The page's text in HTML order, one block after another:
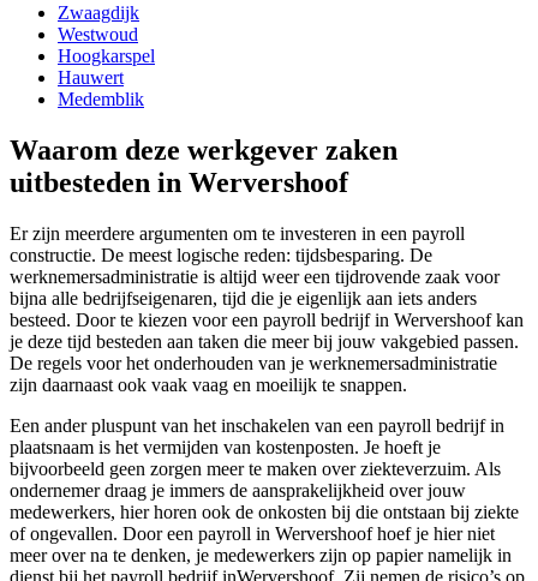
Zwaagdijk
Westwoud
Hoogkarspel
Hauwert
Medemblik
Waarom deze werkgever zaken
uitbesteden in Wervershoof
Er zijn meerdere argumenten om te investeren in een payroll
constructie. De meest logische reden: tijdsbesparing. De
werknemersadministratie is altijd weer een tijdrovende zaak voor
bijna alle bedrijfseigenaren, tijd die je eigenlijk aan iets anders
besteed. Door te kiezen voor een payroll bedrijf in Wervershoof kan
je deze tijd besteden aan taken die meer bij jouw vakgebied passen.
De regels voor het onderhouden van je werknemersadministratie
zijn daarnaast ook vaak vaag en moeilijk te snappen.
Een ander pluspunt van het inschakelen van een payroll bedrijf in
plaatsnaam is het vermijden van kostenposten. Je hoeft je
bijvoorbeeld geen zorgen meer te maken over ziekteverzuim. Als
ondernemer draag je immers de aansprakelijkheid over jouw
medewerkers, hier horen ook de onkosten bij die ontstaan bij ziekte
of ongevallen. Door een payroll in Wervershoof hoef je hier niet
meer over na te denken, je medewerkers zijn op papier namelijk in
dienst bij het payroll bedrijf inWervershoof. Zij nemen de risico’s op